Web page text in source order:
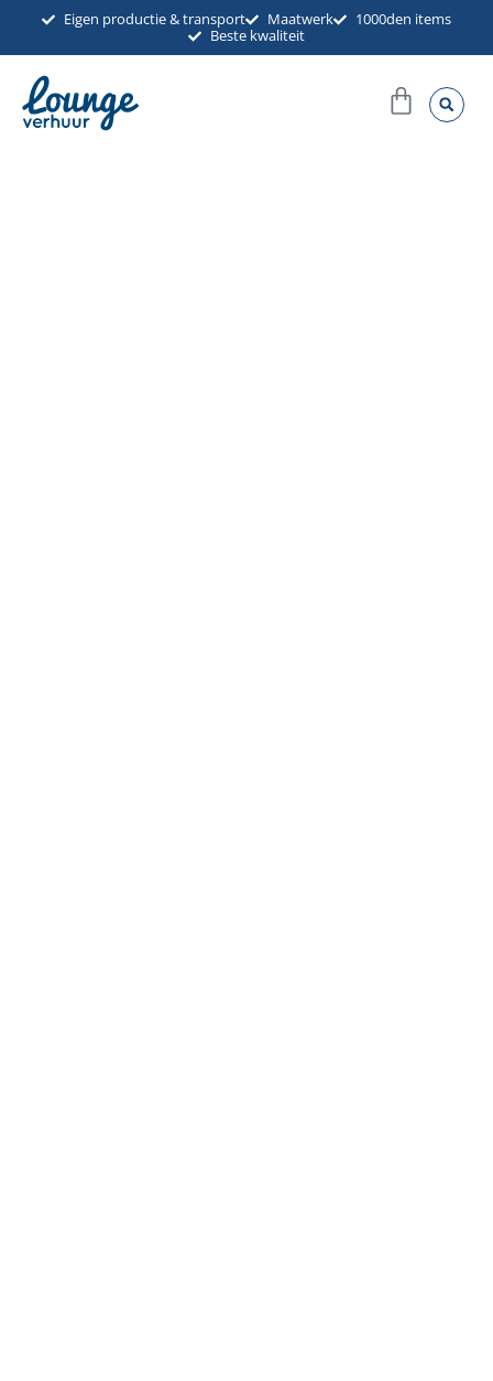
inhoud
Eigen productie & transport Maatwerk
1000den items
Beste kwaliteit